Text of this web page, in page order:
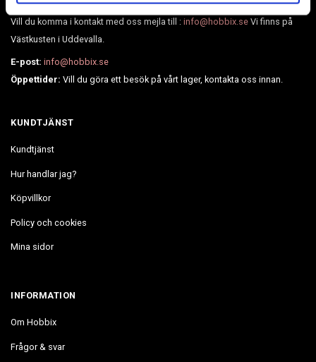
Vill du komma i kontakt med oss mejla till :info@hobbix.se Vi finns på
Västkusten i Uddevalla.
E-post: info@hobbix.se
Öppettider: Vill du göra ett besök på vårt lager, kontakta oss innan.
KUNDTJÄNST
Kundtjänst
Hur handlar jag?
Köpvillkor
Policy och cookies
Mina sidor
INFORMATION
Om Hobbix
Frågor & svar